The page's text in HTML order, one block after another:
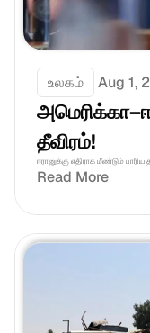
உலகம் Aug 1,
தீவிரம்!
ஈரானுக்கு எதிராக மீண்டும்
Read More